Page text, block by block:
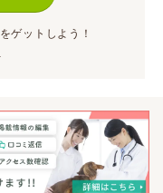
をゲットしよう！